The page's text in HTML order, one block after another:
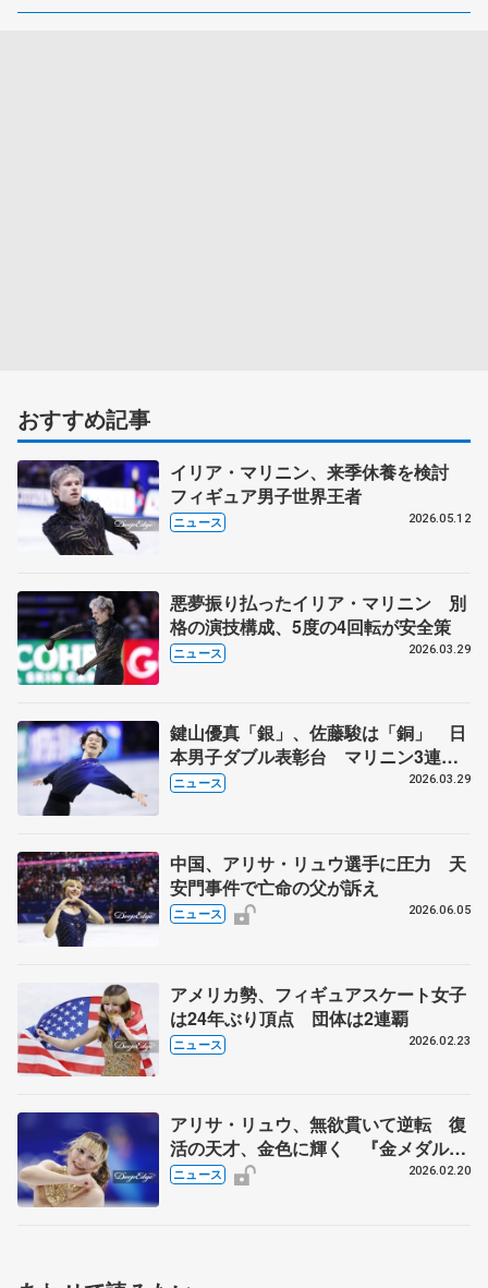
おすすめ記事
イリア・マリニン、来季休養を検討
フィギュア男子世界王者
ニュース 2026.05.12
悪夢振り払ったイリア・マリニン 別
格の演技構成、5度の4回転が安全策
ニュース 2026.03.29
鍵山優真「銀」、佐藤駿は「銅」 日
本男子ダブル表彰台 マリニン3連
覇 世界フィギュア最終日
ニュース 2026.03.29
中国、アリサ・リュウ選手に圧力 天
安門事件で亡命の父が訴え
ニュース 2026.06.05
アメリカ勢、フィギュアスケート女子
は24年ぶり頂点 団体は2連覇
ニュース 2026.02.23
アリサ・リュウ、無欲貫いて逆転 復
活の天才、金色に輝く 『金メダルを
取った』という見出しだけ見ないで
ニュース 2026.02.20